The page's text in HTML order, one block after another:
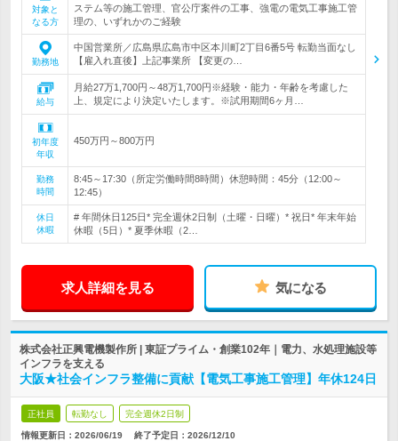
対象と
なる方
ステム等の施工管理、官公庁案件の工事、強電の電気工事施工管
理の、いずれかのご経験
勤務地
中国営業所／広島県広島市中区本川町2丁目6番5号 転勤当面なし
【雇入れ直後】上記事業所 【変更の…
給与
月給27万1,700円～48万1,700円※経験・能力・年齢を考慮した
上、規定により決定いたします。※試用期間6ヶ月…
初年度
年収
450万円～800万円
勤務
時間
8:45～17:30（所定労働時間8時間）休憩時間：45分（12:00～
12:45）
休日
休暇
# 年間休日125日* 完全週休2日制（土曜・日曜）* 祝日* 年末年始
休暇（5日）* 夏季休暇（2…
求人詳細を見る 気になる
株式会社正興電機製作所 | 東証プライム・創業102年｜電力、水処理施設等
インフラを支える
大阪★社会インフラ整備に貢献【電気工事施工管理】年休124日
正社員 転勤なし 完全週休2日制
情報更新日：2026/06/19 終了予定日： 2026/12/10